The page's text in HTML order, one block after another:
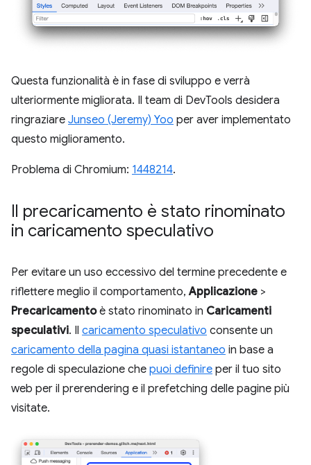
Questa funzionalità è in fase di sviluppo e verrà
ulteriormente migliorata. Il team di DevTools desidera
ringraziare Junseo (Jeremy) Yoo per aver implementato
questo miglioramento.
Problema di Chromium: 1448214.
Il precaricamento è stato rinominato
in caricamento speculativo
Per evitare un uso eccessivo del termine precedente e
riflettere meglio il comportamento,Applicazione >
Precaricamentoè stato rinominato in Caricamenti
speculativi. Il caricamento speculativo consente un
caricamento della pagina quasi istantaneo in base a
regole di speculazione che puoi definire per il tuo sito
web per il prerendering e il prefetching delle pagine più
visitate.